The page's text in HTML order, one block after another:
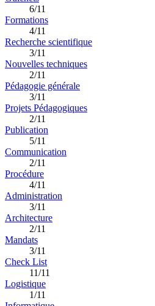
6/11
Formations
4/11
Recherche scientifique
3/11
Nouvelles techniques
2/11
Pédagogie générale
3/11
Projets Pédagogiques
2/11
Publication
5/11
Communication
2/11
Procédure
4/11
Administration
3/11
Architecture
2/11
Mandats
3/11
Check List
11/11
Logistique
1/11